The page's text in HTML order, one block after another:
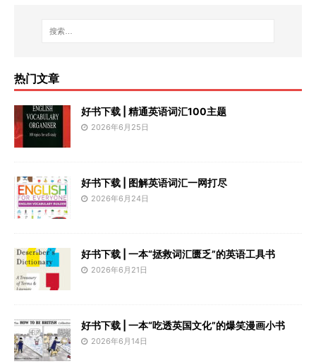
热门文章
好书下载 | 精通英语词汇100主题
2026年6月25日
好书下载 | 图解英语词汇一网打尽
2026年6月24日
好书下载 | 一本“拯救词汇匮乏”的英语工具书
2026年6月21日
好书下载 | 一本“吃透英国文化”的爆笑漫画小书
2026年6月14日